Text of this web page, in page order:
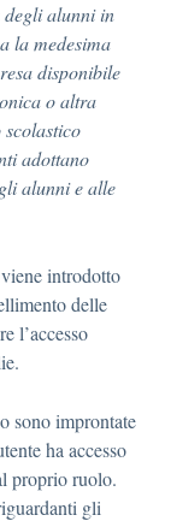
deglialunni in
a lamedesima
resa disponibile
onica oaltra
scolastico
tiadottano
glialunnie alle
vieneintrodotto
llimentodelle
rel’accesso
sonoimprontate
ha accesso
proprio ruolo.
gli